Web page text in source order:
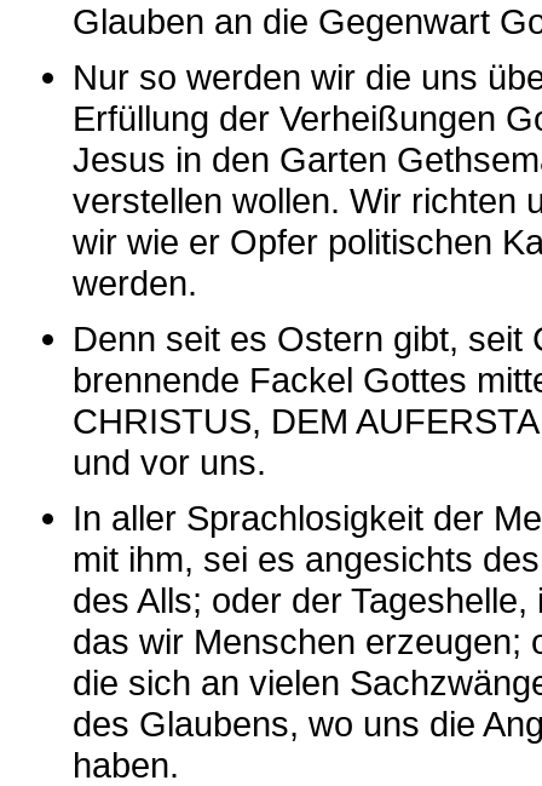
Glauben an die Gegenwart
Nur so werden wir die uns
Erfüllung der Verheißungen
Jesus in den Garten
verstellen wollen. Wir richten
wir wie er Opfer politischen
werden.
Denn seit es Ostern gibt,
brennende Fackel Gottes
CHRISTUS, DEM
und vor uns.
In aller Sprachlosigkeit der
mit ihm, sei es angesichts
des Alls; oder der
das wir Menschen erzeugen;
die sich an vielen
des Glaubens, wo uns die
haben.